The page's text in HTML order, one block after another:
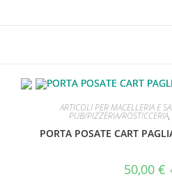
ARTICOLI PER MACELLERIA E
PUB/PIZZERIA/ROSTICCERIA
PORTA POSATE CART
50,00 €